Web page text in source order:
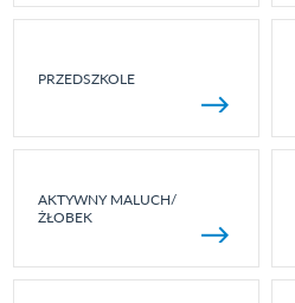
PRZEDSZKOLE
AKTYWNY MALUCH/
ŻŁOBEK